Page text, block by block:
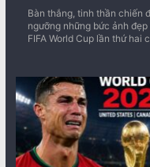
Bàn thắng, tinh thần chiến
ngưỡng những bức ảnh
FIFA World Cup lần thứ hai